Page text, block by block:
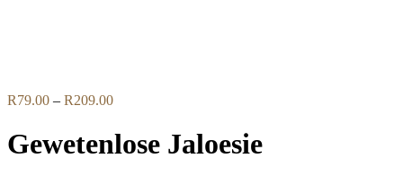
R79.00 – R209.00Price
R79.00
through
Gewetenlose Jaloesie